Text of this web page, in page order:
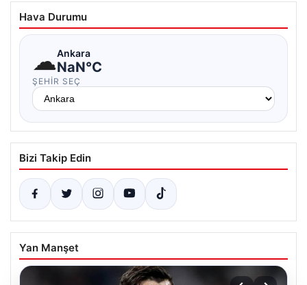
Hava Durumu
☁Ankara
NaN°C
ŞEHIR SEÇ
Bizi Takip Edin
Yan Manşet